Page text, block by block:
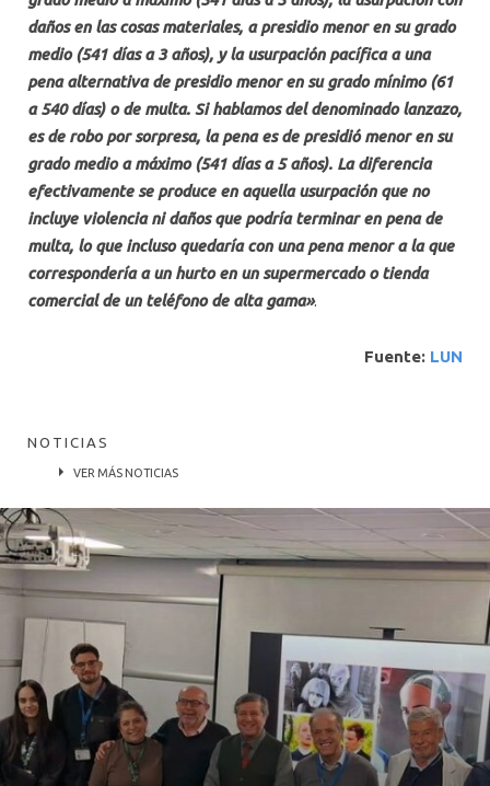
daños en las cosas materiales, a presidio menor en su grado
medio (541 días a 3 años), y la usurpación pacífica a una
pena alternativa de presidio menor en su grado mínimo (61
a 540 días) o de multa. Si hablamos del denominado lanzazo,
es de robo por sorpresa, la pena es de presidió menor en su
grado medio a máximo (541 días a 5 años). La diferencia
efectivamente se produce en aquella usurpación que no
incluye violencia ni daños que podría terminar en pena de
multa, lo que incluso quedaría con una pena menor a la que
correspondería a un hurto en un supermercado o tienda
comercial de un teléfono de alta gama».
Fuente: LUN
NOTICIAS
VER MÁS NOTICIAS